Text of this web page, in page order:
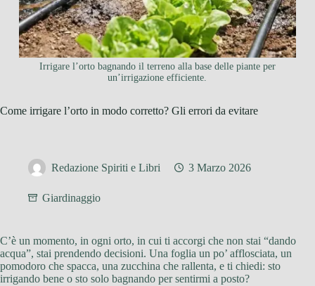
Irrigare l’orto bagnando il terreno alla base delle piante per
un’irrigazione efficiente.
Come irrigare l’orto in modo corretto? Gli errori da evitare
Redazione Spiriti e Libri 3 Marzo 2026
Giardinaggio
C’è un momento, in ogni orto, in cui ti accorgi che non stai “dando
acqua”, stai prendendo decisioni. Una foglia un po’ afflosciata, un
pomodoro che spacca, una zucchina che rallenta, e ti chiedi: sto
irrigando bene o sto solo bagnando per sentirmi a posto?